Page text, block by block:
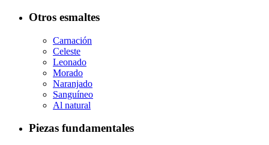
Otros esmaltes
Carnación
Celeste
Leonado
Morado
Naranjado
Sanguíneo
Al natural
Piezas fundamentales